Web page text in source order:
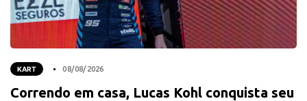
KART 08/08/2026
Correndo em casa, Lucas Kohl conquista seu